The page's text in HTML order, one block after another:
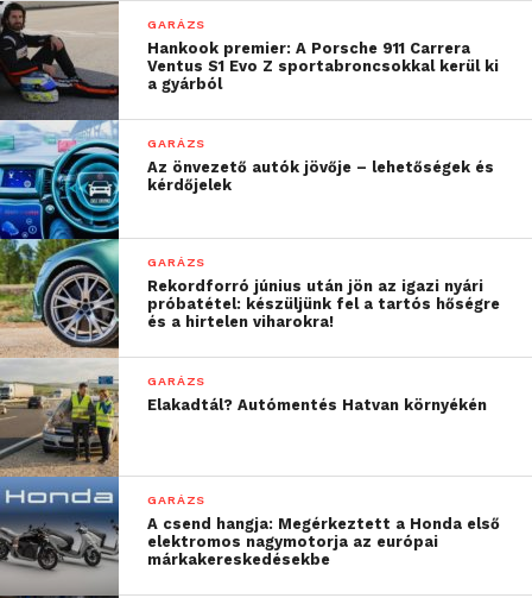
többek közt az
autószerelő kategóriával.
Egy évvel korábban még
csak megfigyelőként
voltam jelen az Abu-
Dzabi-i WorldSkills-en, a
következő esztendőtől
viszont már versenyzővel
vettünk részt az
eseményen. Azóta én
készítem fel a magyar
indulókat, a versenyeken
pedig szakértőként tagja
vagyok a zsűrinek”
GARÁZS
Hankook premier: A Porsche 911 Carrera
Ventus S1 Evo Z sportabroncsokkal kerül ki
a gyárból
GARÁZS
Az önvezető autók jövője – lehetőségek és
kérdőjelek
GARÁZS
Rekordforró június után jön az igazi nyári
próbatétel: készüljünk fel a tartós hőségre
és a hirtelen viharokra!
GARÁZS
Elakadtál? Autómentés Hatvan környékén
GARÁZS
A csend hangja: Megérkeztett a Honda első
elektromos nagymotorja az európai
márkakereskedésekbe